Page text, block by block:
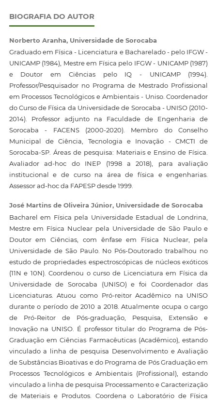
BIOGRAFIA DO AUTOR
Norberto Aranha, Universidade de Sorocaba
Graduado em Física - Licenciatura e Bacharelado - pelo IFGW -
UNICAMP (1984), Mestre em Física pelo IFGW - UNICAMP (1987)
e Doutor em Ciências pelo IQ - UNICAMP (1994).
Professor/Pesquisador no Programa de Mestrado Profissional
em Processos Tecnológicos e Ambientais - Uniso. Coordenador
do Curso de Física da Universidade de Sorocaba - UNISO (2010-
2014). Professor adjunto na Faculdade de Engenharia de
Sorocaba - FACENS (2000-2020). Membro do Conselho
Municipal de Ciência, Tecnologia e Inovação - CMCTI de
Sorocaba-SP. Áreas de pesquisa: Materiais e Ensino de Física.
Avaliador ad-hoc do INEP (1998 a 2018), para avaliação
institucional e de curso na área de física e engenharias.
Assessor ad-hoc da FAPESP desde 1999.
José Martins de Oliveira Júnior, Universidade de Sorocaba
Bacharel em Física pela Universidade Estadual de Londrina,
Mestre em Física Nuclear pela Universidade de São Paulo e
Doutor em Ciências, com ênfase em Física Nuclear, pela
Universidade de São Paulo. No Pós-Doutorado trabalhou no
estudo de propriedades espectroscópicas de núcleos exóticos
(11N e 10N). Coordenou o curso de Licenciatura em Física da
Universidade de Sorocaba (UNISO) e foi Coordenador das
Licenciaturas. Atuou como Pró-reitor Acadêmico na UNISO
durante o período de 2010 a 2018. Atualmente ocupa o cargo
de Pró-Reitor de Pós-graduação, Pesquisa, Extensão e
Inovação na UNISO. É professor titular do Programa de Pós-
Graduação em Ciências Farmacêuticas (Acadêmico), estando
vinculado a linha de pesquisa Desenvolvimento e Avaliação
de Substâncias Bioativas e do Programa de Pós Graduação em
Processos Tecnológicos e Ambientais (Profissional), estando
vinculado a linha de pesquisa Processamento e Caracterização
de Materiais e Produtos. Coordena o Laboratório de Física